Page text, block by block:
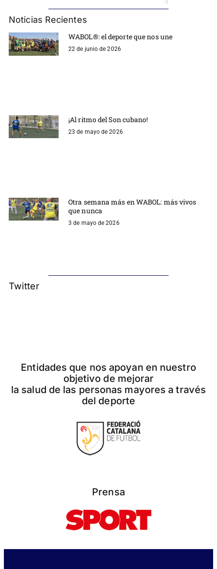
Noticias Recientes
WABOL®: el deporte que nos une
22 de junio de 2026
¡Al ritmo del Son cubano!
23 de mayo de 2026
Otra semana más en WABOL: más vivos
que nunca
3 de mayo de 2026
Twitter
Entidades que nos apoyan en nuestro
objetivo de mejorar
la salud de las personas mayores a través
del deporte
Prensa